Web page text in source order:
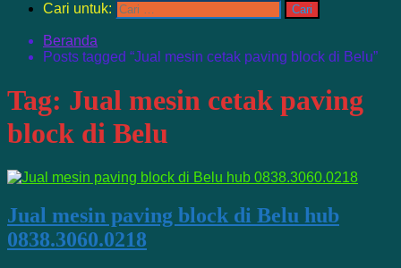
Cari untuk:
Beranda
Posts tagged “Jual mesin cetak paving block di Belu”
Tag: Jual mesin cetak paving
block di Belu
Jual mesin paving block di Belu hub
0838.3060.0218